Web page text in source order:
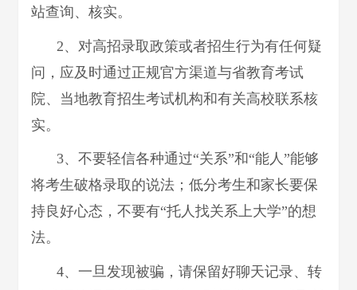
站查询、核实。
2、对高招录取政策或者招生行为有任何疑
问，应及时通过正规官方渠道与省教育考试
院、当地教育招生考试机构和有关高校联系核
实。
3、不要轻信各种通过“关系”和“能人”能够
将考生破格录取的说法；低分考生和家长要保
持良好心态，不要有“托人找关系上大学”的想
法。
4、一旦发现被骗，请保留好聊天记录、转